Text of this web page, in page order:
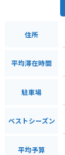
住所
平均滞在時間
駐車場
ベストシーズン
平均予算